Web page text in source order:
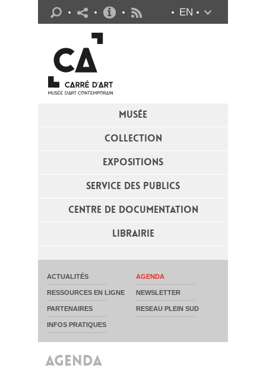
MUSÉE
COLLECTION
EXPOSITIONS
SERVICE DES PUBLICS
CENTRE DE DOCUMENTATION
LIBRAIRIE
EN
ACTUALITÉS AGENDA
RESSOURCES EN LIGNE NEWSLETTER
PARTENAIRES RESEAU PLEIN SUD
INFOS PRATIQUES
Infos pratiques
AGENDA